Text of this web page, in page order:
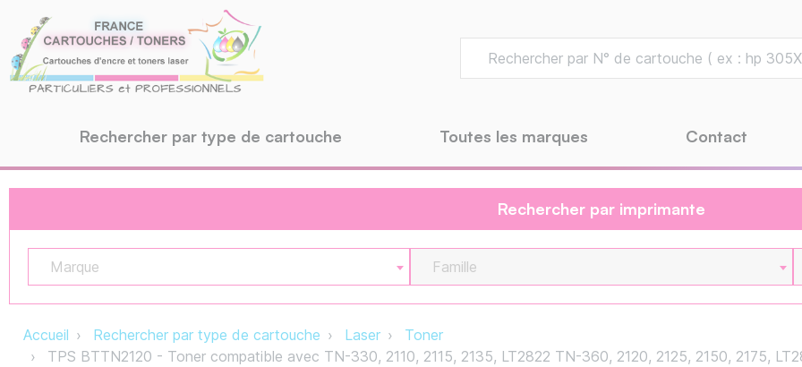
Rechercher par type de cartouche Toutes les marques Contact
Rechercher par imprimante
Marque Famille
Accueil Rechercher par type de cartouche Laser
Toner
TPS BTTN2120 - Toner compatible avec TN-330, 2110, 2115, 2135, LT2822 TN-360, 2120, 2125, 2150, 2175,